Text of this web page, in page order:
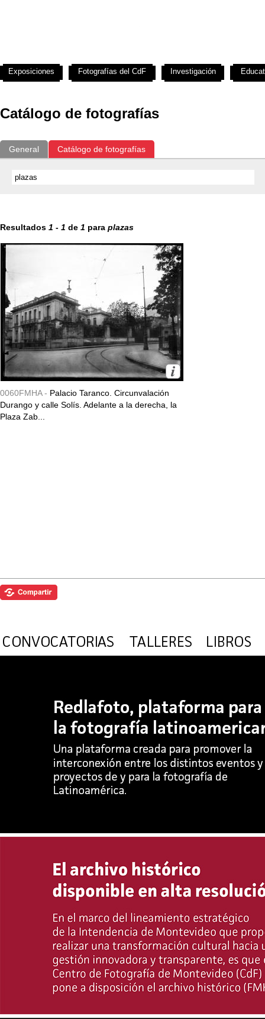
Catálogo de fotografías
General Catálogo de fotografías
Resultados 1 - 1 de 1 para plazas
0060FMHA - Palacio Taranco. Circunvalación
Durango y calle Solís. Adelante a la derecha, la
Plaza Zab...
Exposiciones Fotografías del CdF Investigación